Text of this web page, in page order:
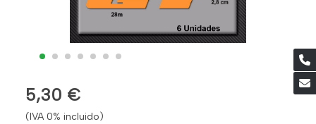
5,30 €
(IVA 0% incluido)